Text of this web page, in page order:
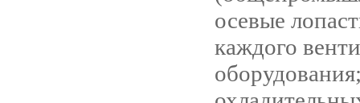
осевые
каждого